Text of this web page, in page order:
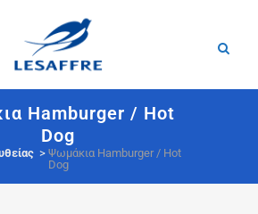
Hamburger / Hot
Dog
> Ψωμάκια Hamburger / Hot
Dog